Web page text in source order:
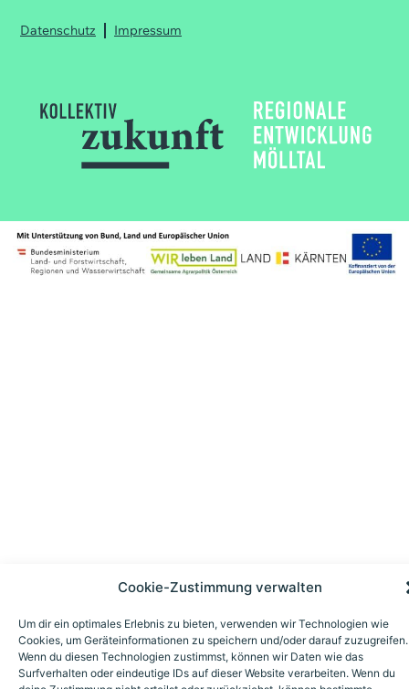
Cookie-Zustimmung verwalten
Um dir ein optimales Erlebnis zu bieten, verwenden wir Technologien wie
Cookies, um Geräteinformationen zu speichern und/oder darauf zuzugreifen.
Wenn du diesen Technologien zustimmst, können wir Daten wie das
Surfverhalten oder eindeutige IDs auf dieser Website verarbeiten. Wenn du
Datenschutz Impressum